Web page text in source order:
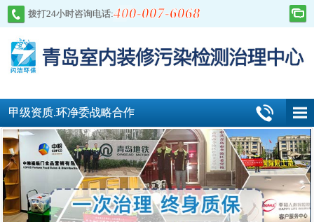
拨打24小时咨询电话:400-007-6068
甲级资质.环净委战略合作